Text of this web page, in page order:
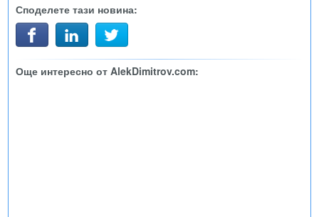
Споделете тази новина:
Още интересно от AlekDimitrov.com: